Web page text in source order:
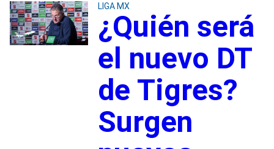
LIGA MX
¿Quién será
el nuevo DT
de Tigres?
Surgen